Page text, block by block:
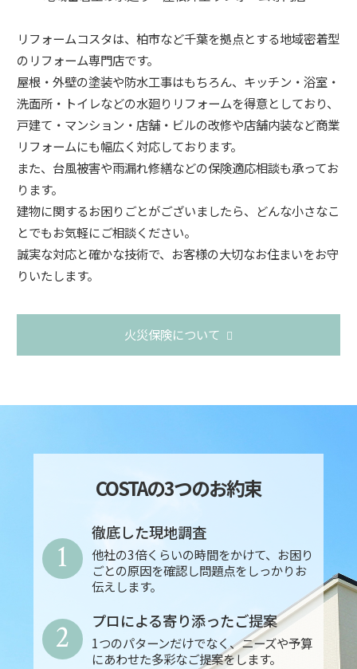
リフォームコスタは、柏市など千葉を拠点とする地域密着型
のリフォーム専門店です。
屋根・外壁の塗装や防水工事はもちろん、キッチン・浴室・
洗面所・トイレなどの水廻りリフォームを得意としており、
戸建て・マンション・店舗・ビルの改修や店舗内装など商業
リフォームにも幅広く対応しております。
また、台風被害や雨漏れ修繕などの保険適応相談も承ってお
ります。
建物に関するお困りごとがございましたら、どんな小さなこ
とでもお気軽にご相談ください。
誠実な対応と確かな技術で、お客様の大切なお住まいをお守
りいたします。
火災保険について
COSTAの3つのお約束
徹底した現地調査
他社の3倍くらいの時間をかけて、お困り
ごとの原因を確認し問題点をしっかりお
伝えします。
1
プロによる寄り添ったご提案
1つのパターンだけでなく、ニーズや予算
にあわせた多彩なご提案をします。
2